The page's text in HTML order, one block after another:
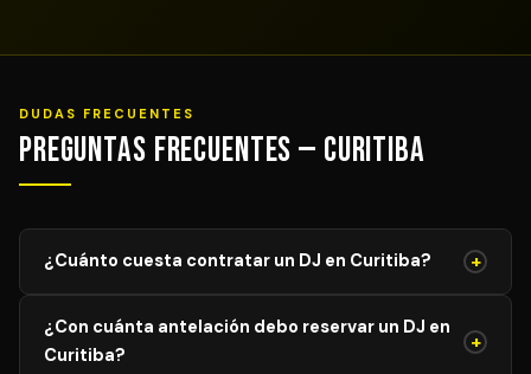
DUDAS FRECUENTES
Preguntas Frecuentes — Curitiba
¿Cuánto cuesta contratar un DJ en Curitiba? +
tipo de evento, duración y equipamiento requerido. Los
servicios comienzan desde 1,200 R$ R$ para eventos de
¿Con cuánta antelación debo reservar un DJ en
Curitiba?
+